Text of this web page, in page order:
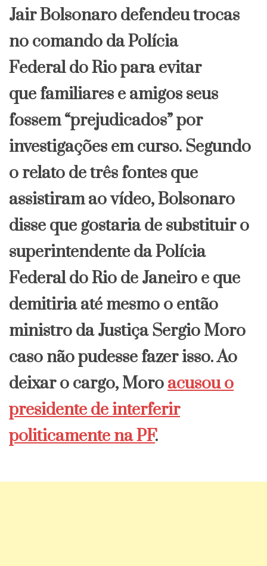
JairBolsonaro defendeu trocas
no comando daPolícia
Federaldo Rio para evitar
que familiares e amigos seus
fossem “prejudicados” por
investigações em curso. Segundo
o relato de três fontes que
assistiram ao vídeo, Bolsonaro
disse que gostaria de substituir o
superintendente da Polícia
Federal do Rio de Janeiro e que
demitiria até mesmo o então
ministro da Justiça Sergio Moro
caso não pudesse fazer isso. Ao
deixar o cargo, Moro acusou o
presidente de interferir
politicamente na PF.